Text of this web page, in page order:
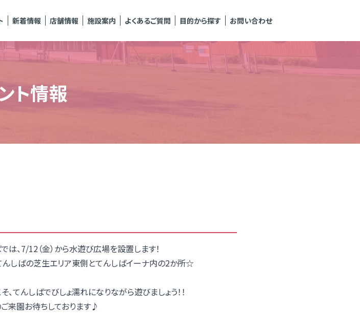
新着情報 店舗情報 施設案内 よくあるご質問 目的から探す お問い合わせ
ト情報
は、7/12（金）から水遊び広場を設置します！
しばの芝生エリア東側とてんしばイーナ内の2か所☆
、てんしばでびしょ濡れになりながら遊びましょう！！
来園お待ちしております♪